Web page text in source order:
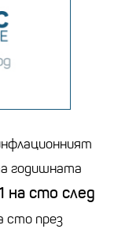
годишната
на сто след
сто през